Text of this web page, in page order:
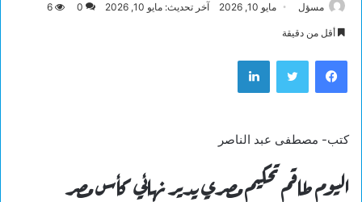
مسؤل مايو 10, 2026 آخر تحديث: مايو 10, 2026 0
6
أقل من دقيقة
فيسبوك تويتر لينكدإن
كتب- مصطفى عبد الناصر
اليوم طاقم تحكيم مصري يدير نهائي كأس مصر